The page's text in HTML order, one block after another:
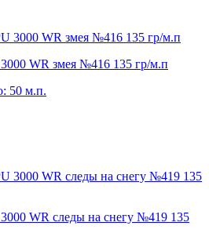
WR змея №416 135 гр/м.п
50 м.п.
WR следы на снегу №419 135